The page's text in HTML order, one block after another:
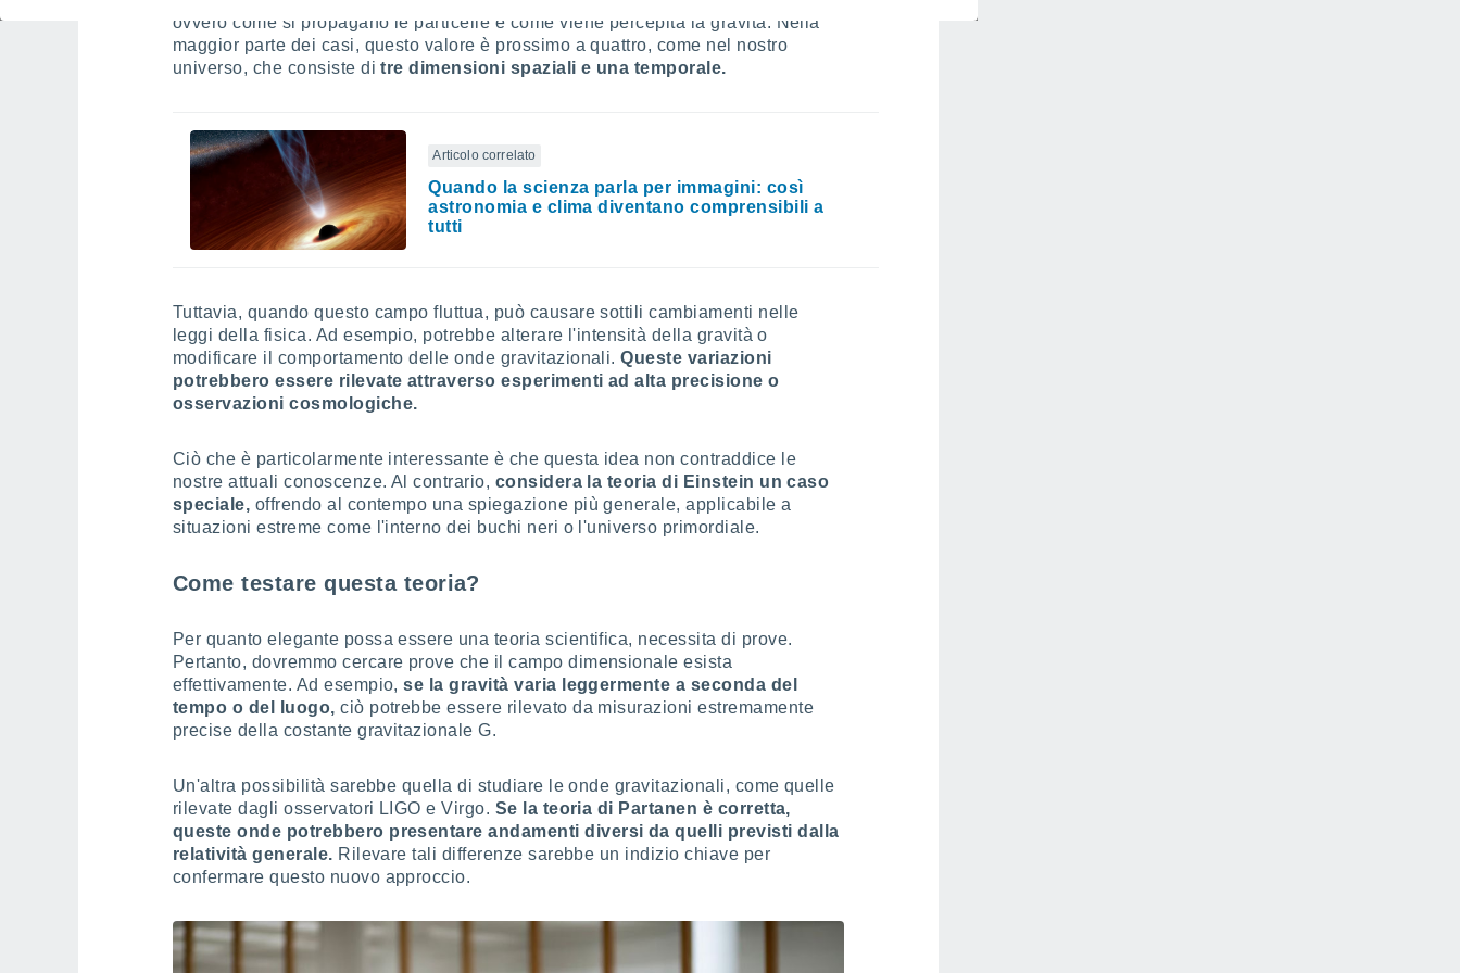
ovvero come si propagano le particelle e come viene percepita la gravità. Nella
maggior parte dei casi, questo valore è prossimo a quattro, come nel nostro
universo, che consiste ditre dimensioni spaziali e una temporale.
Articolo correlato
Quando la scienza parla per immagini: così
astronomia e clima diventano comprensibili a
tutti
Tuttavia, quando questo campo fluttua, può causare sottili cambiamenti nelle
leggi della fisica. Ad esempio, potrebbe alterare l'intensità della gravità o
modificare il comportamento delle onde gravitazionali.Queste variazioni
potrebbero essere rilevate attraverso esperimenti ad alta precisione o
osservazioni cosmologiche.
Ciò che è particolarmente interessante è che questa idea non contraddice le
nostre attuali conoscenze. Al contrario, considera la teoria di Einstein un caso
speciale, offrendo al contempo una spiegazione più generale, applicabile a
situazioni estreme come l'interno dei buchi neri o l'universo primordiale.
Come testare questa teoria?
Per quanto elegante possa essere una teoria scientifica, necessita di prove.
Pertanto, dovremmo cercare prove che il campo dimensionale esista
effettivamente. Ad esempio,se la gravità varia leggermente a seconda del
tempo o del luogo,ciò potrebbe essere rilevato da misurazioni estremamente
precise della costante gravitazionale G.
Un'altra possibilità sarebbe quella di studiare le onde gravitazionali, come quelle
rilevate dagli osservatori LIGO e Virgo. Se la teoria di Partanen è corretta,
queste onde potrebbero presentare andamenti diversi da quelli previsti dalla
relatività generale. Rilevare tali differenze sarebbe un indizio chiave per
confermare questo nuovo approccio.